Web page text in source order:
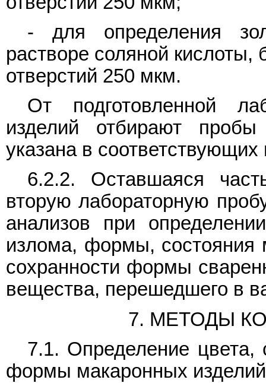
- для определения
растворе соляной кислоты,
отверстий 250 мкм.
От подготовленной
изделий отбирают
указана в
6.2.2. Оставшаяся
вторую лабораторную
анализов при
излома, формы, состояния
сохранности формы
вещества, перешедшего в
7. МЕТОДЫ
7.1. Определение цвета,
формы макаронных изделий